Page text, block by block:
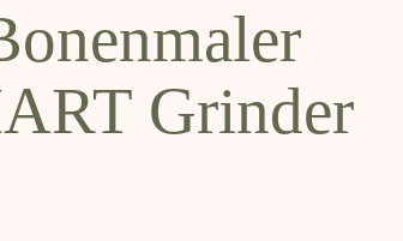
Grinder